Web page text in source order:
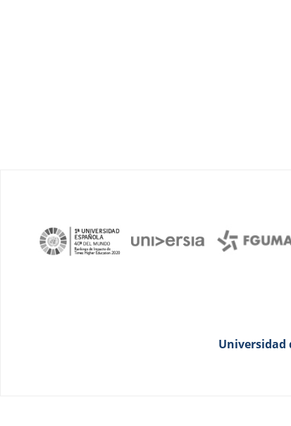
Universidad